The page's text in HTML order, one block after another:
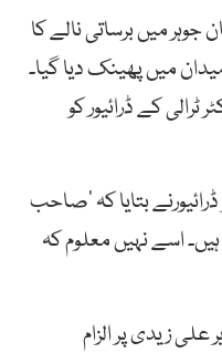
میں برساتی نالے کا
میں پھینک دیا گیا۔
ٹرالی کے ڈرائیور کو
بتایا کہ ’صاحب
اسے نہیں معلوم کہ
زیدی پر الزام